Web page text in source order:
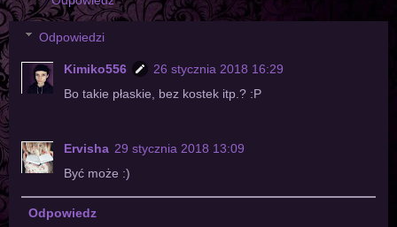
Odpowiedzi
Kimiko556
26 stycznia 2018 16:29
Bo takie płaskie, bez kostek itp.? :P
Ervisha 29 stycznia 2018 13:09
Być może :)
Odpowiedz